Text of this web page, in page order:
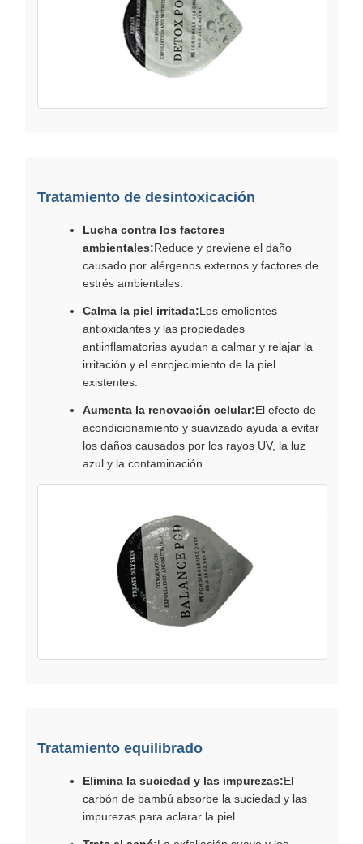
Tratamiento de desintoxicación
Lucha contra los factores
ambientales:Reduce y previene el daño
causado por alérgenos externos y factores de
estrés ambientales.
Calma la piel irritada:Los emolientes
antioxidantes y las propiedades
antiinflamatorias ayudan a calmar y relajar la
irritación y el enrojecimiento de la piel
existentes.
Aumenta la renovación celular:El efecto de
acondicionamiento y suavizado ayuda a evitar
los daños causados por los rayos UV, la luz
azul y la contaminación.
Tratamiento equilibrado
Elimina la suciedad y las impurezas:El
carbón de bambú absorbe la suciedad y las
impurezas para aclarar la piel.